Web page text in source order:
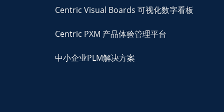
Centric Visual Boards 可视化数字看板
Centric PXM 产品体验管理平台
中小企业PLM解决方案